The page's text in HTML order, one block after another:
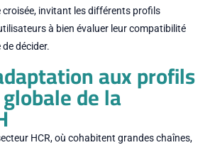
invitant les différents profils
à bien évaluer leur compatibilité
décider.
aux profils
de la
HCR, où cohabitent grandes chaînes,